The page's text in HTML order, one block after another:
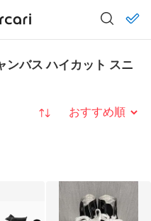
ンバス ハイカット スニ
並び替え